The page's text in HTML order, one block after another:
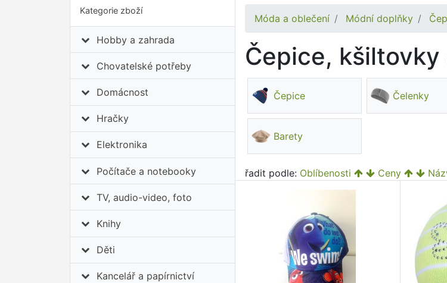
Kategorie zboží
Hobby a zahrada
Chovatelské potřeby
Domácnost
Hračky
Elektronika
Počítače a notebooky
TV, audio-video, foto
Knihy
Děti
Kancelář a papírnictví
Móda a oblečení Módní doplňky
Čepice,
Čepice Čelenky
Barety
řadit podle: Oblíbenosti Ceny